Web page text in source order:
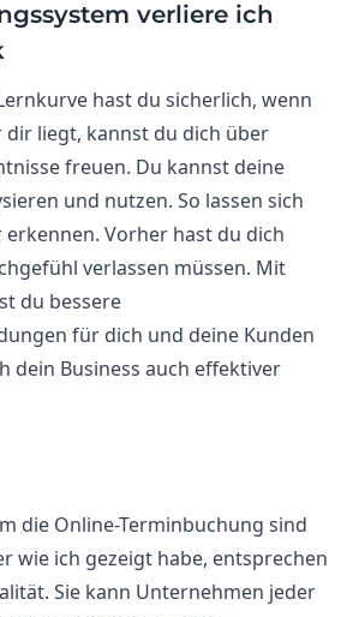
verliere ich
hast du sicherlich, wenn
dir liegt, kannst du dich über
freuen. Du kannst deine
und nutzen. So lassen sich
Vorher hast du dich
verlassen müssen. Mit
du bessere
für dich und deine Kunden
dein Business auch effektiver
die Online-Terminbuchung sind
wie ich gezeigt habe, entsprechen
Sie kann Unternehmen jeder